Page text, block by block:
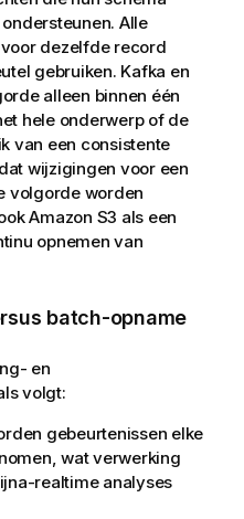
Alle
dezelfde record
gebruiken. Kafka en
alleen binnen één
hele onderwerp of de
van een consistente
wijzigingen voor een
volgorde worden
Amazon S3 als een
opnemen van
batch-opname
en
volgt:
gebeurtenissen elke
wat verwerking
realtime analyses